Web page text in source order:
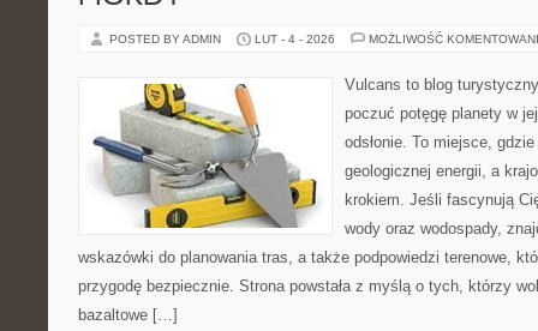
POSTED BY ADMIN LUT - 4 - 2026 MOŻLIWOŚĆ
Vulcans to blog
poczuć potęgę planety w
odsłonie. To miejsce,
geologicznej energii, a
krokiem. Jeśli fascynują
wody oraz wodospady,
wskazówki do planowania tras, a także podpowiedzi terenowe,
przygodę bezpiecznie. Strona powstała z myślą o tych, którzy
bazaltowe […]